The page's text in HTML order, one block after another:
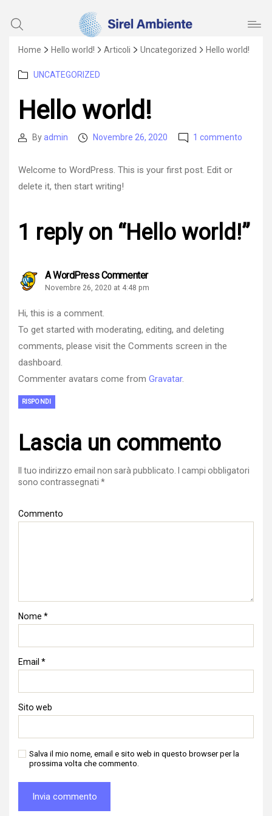
Sirel
Ambiente
Home Hello world! Articoli Uncategorized Hello world!
Categories
UNCATEGORIZED
Hello world!
PostByadmin
PostNovembre 26, 2020 1 commento
Welcome to WordPress. This is your first post. Edit or
delete it, then start writing!
1 reply on “Hello world!”
A WordPress Commentersays:
Novembre 26, 2020 at 4:48 pm
Hi, this is a comment.
To get started with moderating, editing, and deleting
comments, please visit the Comments screen in the
dashboard.
Commenter avatars come from Gravatar.
RISPONDI
Lascia un commento
Il tuo indirizzo email non sarà pubblicato.
I campi obbligatori
sono contrassegnati *
Commento
Nome *
Email *
Sito web
Salva il mio nome, email e sito web in questo browser per la
prossima volta che commento.